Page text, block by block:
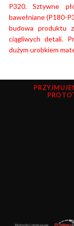
P320. Sztywne
bawełniane (P180-
budowa produktu
ciągliwych detali.
dużym urobkiem